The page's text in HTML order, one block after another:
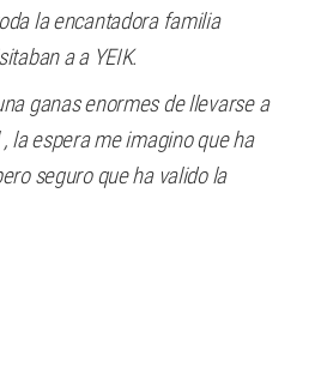
la encantadora familia
a a YEIK.
ganas enormes de llevarse a
, la espera me imagino que ha
seguro que ha valido la